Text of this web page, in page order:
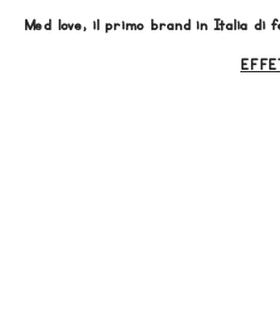
Med love, il primo brand in Italia di